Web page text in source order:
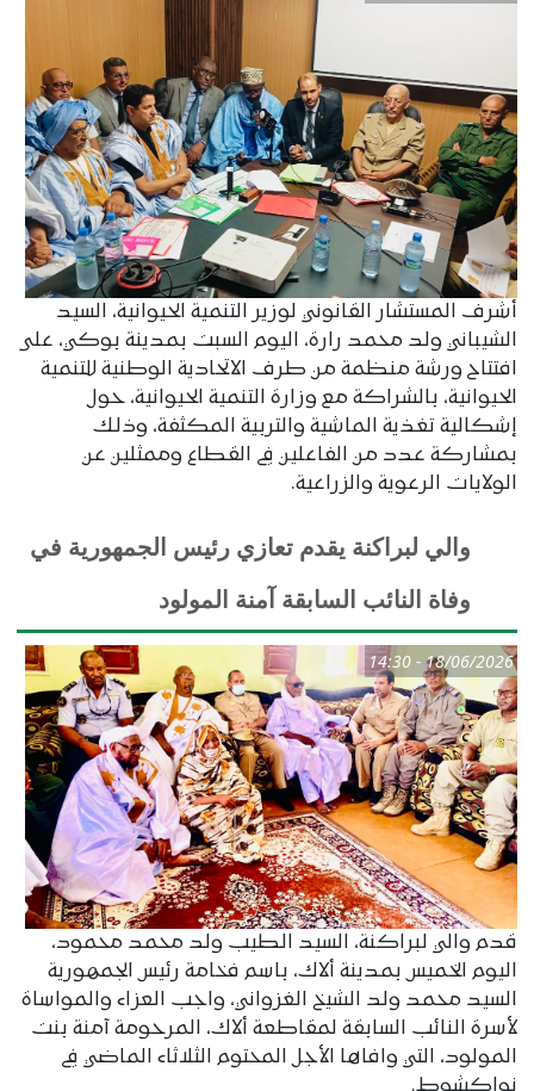
أشرف المستشار القانوني لوزير التنمية الحيوانية، السيد
الشيباني ولد محمد رارة، اليوم السبت بمدينة بوكي، على
افتتاح ورشة منظمة من طرف الاتحادية الوطنية للتنمية
الحيوانية، بالشراكة مع وزارة التنمية الحيوانية، حول
إشكالية تغذية الماشية والتربية المكثفة، وذلك
بمشاركة عدد من الفاعلين في القطاع وممثلين عن
الولايات الرعوية والزراعية.
والي لبراكنة يقدم تعازي رئيس الجمهورية في
وفاة النائب السابقة آمنة المولود
18/06/2026 - 14:30
قدم والي لبراكنة، السيد الطيب ولد محمد محمود،
اليوم الخميس بمدينة ألاك، باسم فخامة رئيس الجمهورية
السيد محمد ولد الشيخ الغزواني، واجب العزاء والمواساة
لأسرة النائب السابقة لمقاطعة ألاك، المرحومة آمنة بنت
المولود، التي وافاها الأجل المحتوم الثلاثاء الماضي في